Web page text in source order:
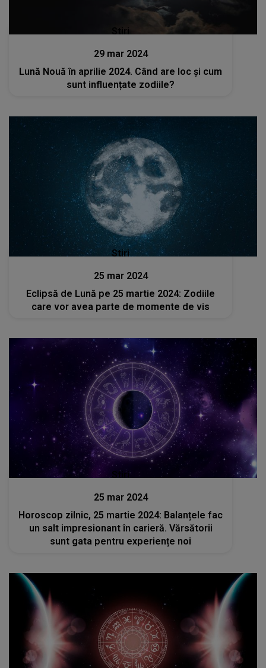
Stiri
29 mar 2024
Lună Nouă în aprilie 2024. Când are loc și cum
sunt influențate zodiile?
Stiri
25 mar 2024
Eclipsă de Lună pe 25 martie 2024: Zodiile
care vor avea parte de momente de vis
Stiri
25 mar 2024
Horoscop zilnic, 25 martie 2024: Balanțele fac
un salt impresionant în carieră. Vărsătorii
sunt gata pentru experiențe noi